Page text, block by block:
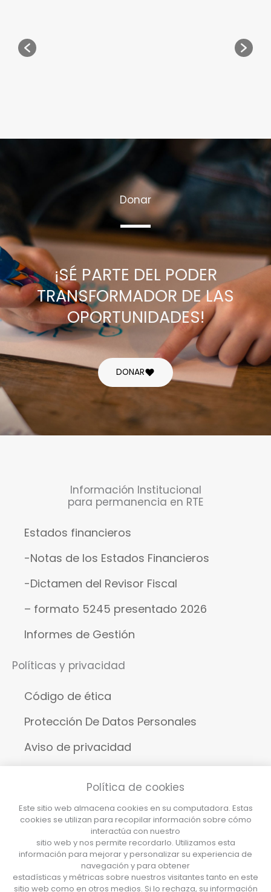
Donar
¡SÉ PARTE DEL PODER
TRANSFORMADOR DE LAS
OPORTUNIDADES!
DONAR
Información Institucional
para permanencia en RTE
Estados financieros
-Notas de los Estados Financieros
-Dictamen del Revisor Fiscal
– formato 5245 presentado 2026
Informes de Gestión
Políticas y privacidad
Código de ética
Protección De Datos Personales
Aviso de privacidad
Reglamento de Trabajo
Política de cookies
Este sitio web almacena cookies en su computadora. Estas
cookies se utilizan para recopilar información sobre cómo
interactúa con nuestro
sitio web y nos permite recordarlo. Utilizamos esta
información para mejorar y personalizar su experiencia de
navegación y para obtener
estadísticas y métricas sobre nuestros visitantes tanto en este
sitio web como en otros medios. Si lo rechaza, su información